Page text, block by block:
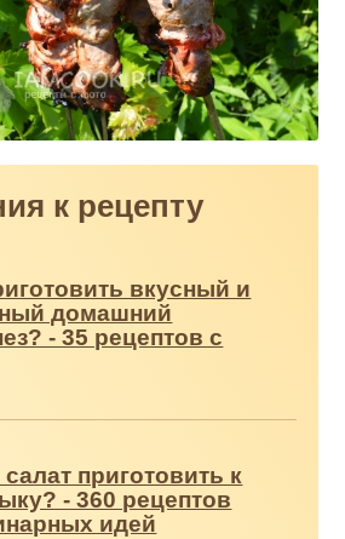
к рецепту
вкусный и
домашний
- 35 рецептов с
приготовить к
- 360 рецептов
идей